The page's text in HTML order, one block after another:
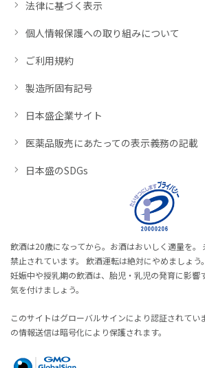
法律に基づく表示
個人情報保護への取り組みについて
ご利用規約
製造所固有記号
日本盛企業サイト
医薬品販売にあたっての表示義務の記載
日本盛のSDGs
飲酒は20歳になってから。お酒はおいしく適量を。
禁止されています。 飲酒運転は絶対にやめましょう。
妊娠中や授乳期の飲酒は、胎児・乳児の発育に影響
気を付けましょう。
このサイトはグローバルサインにより認証されてい
の情報送信は暗号化により保護されます。